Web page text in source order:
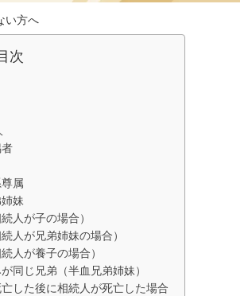
い方へ
次
属
妹
人が子の場合）
人が兄弟姉妹の場合）
人が養子の場合）
同じ兄弟（半血兄弟姉妹）
した後に相続人が死亡した場合